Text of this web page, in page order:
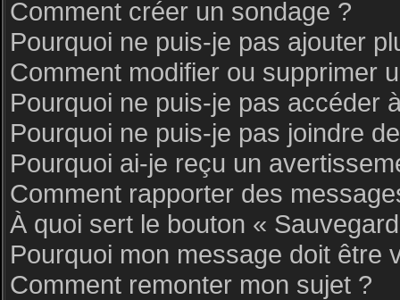
Comment créer un sondage ?
Pourquoi ne puis-je pas ajouter
Comment modifier ou supprimer
Pourquoi ne puis-je pas accéder
Pourquoi ne puis-je pas joindre
Pourquoi ai-je reçu un
Comment rapporter des
À quoi sert le bouton «
Pourquoi mon message doit être
Comment remonter mon sujet ?